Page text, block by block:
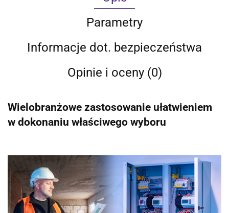
Parametry
Informacje dot. bezpieczeństwa
Opinie i oceny (0)
Wielobranżowe zastosowanie ułatwieniem
w dokonaniu właściwego wyboru